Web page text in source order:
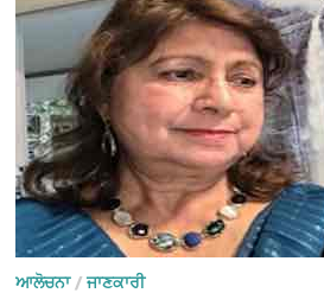
ਆਲੋਚਨਾ/ਜਾਣਕਾਰੀ